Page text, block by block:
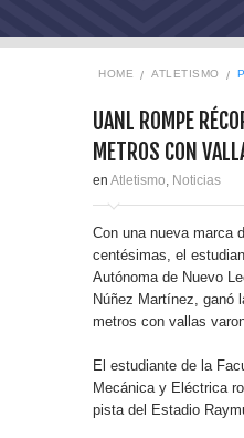
HOME ATLETISMO
UANL ROMPE
METROS CON
en Atletismo Noticias
Con una nueva marca
centésimas, el
Autónoma de Nuevo
Núñez Martínez, ganó
metros con vallas
El estudiante de la
Mecánica y Eléctrica
pista del Estadio